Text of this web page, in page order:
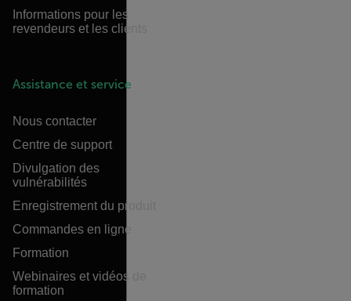
Informations pour les
revendeurs et les clients
Assistance et service
Nous contacter
Centre de support
Divulgation des
vulnérabilités
Enregistrement du produit
Commandes en ligne
Formation
Webinaires et vidéos de
formation